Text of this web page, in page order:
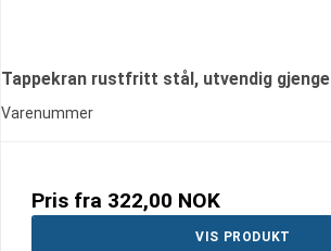
Tappekran rustfritt stål, utvendig gjenge
Varenummer
Pris fra 322,00 NOK
VIS PRODUKT